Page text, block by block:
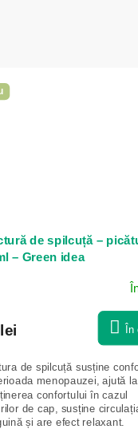
de spilcuță –
– Green idea
În
de spilcuță susține
menopauzei, ajută la
confortului în cazul
de cap, susține
și are efect relaxant.